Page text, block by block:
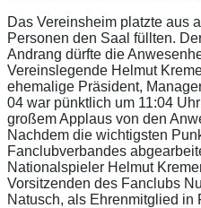
Das Vereinsheim platzte aus
Personen den Saal füllten.
Andrang dürfte die
Vereinslegende Helmut
ehemalige Präsident,
04 war pünktlich um 11:04
großem Applaus von den
Nachdem die wichtigsten
Fanclubverbandes
Nationalspieler Helmut
Vorsitzenden des Fanclubs
Natusch, als Ehrenmitglied in